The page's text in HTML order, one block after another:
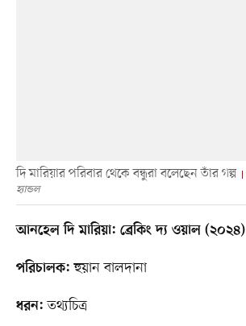
দি মারিয়ার পরিবার থেকে বন্ধুরা বলেছেন তাঁর গল্প
হ্যান্ডল
আনহেল দি মারিয়া: ব্রেকিং দ্য ওয়াল (২০২৪)
পরিচালক: হুয়ান বালদানা
ধরন: তথ্যচিত্র